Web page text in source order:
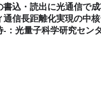
込・読出に光通信で
信長距離化実現の中
-：光量子科学研究セン